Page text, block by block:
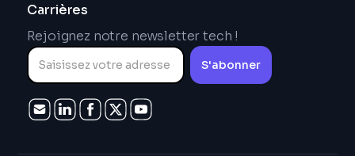
Carrières
Rejoignez notre newsletter tech !